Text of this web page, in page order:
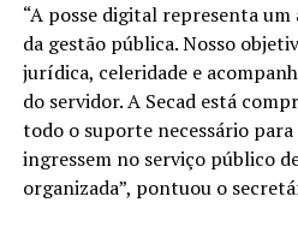
“A posse digital representa
da gestão pública. Nosso
jurídica, celeridade e
do servidor. A Secad está
todo o suporte necessário para
ingressem no serviço público
organizada”, pontuou o